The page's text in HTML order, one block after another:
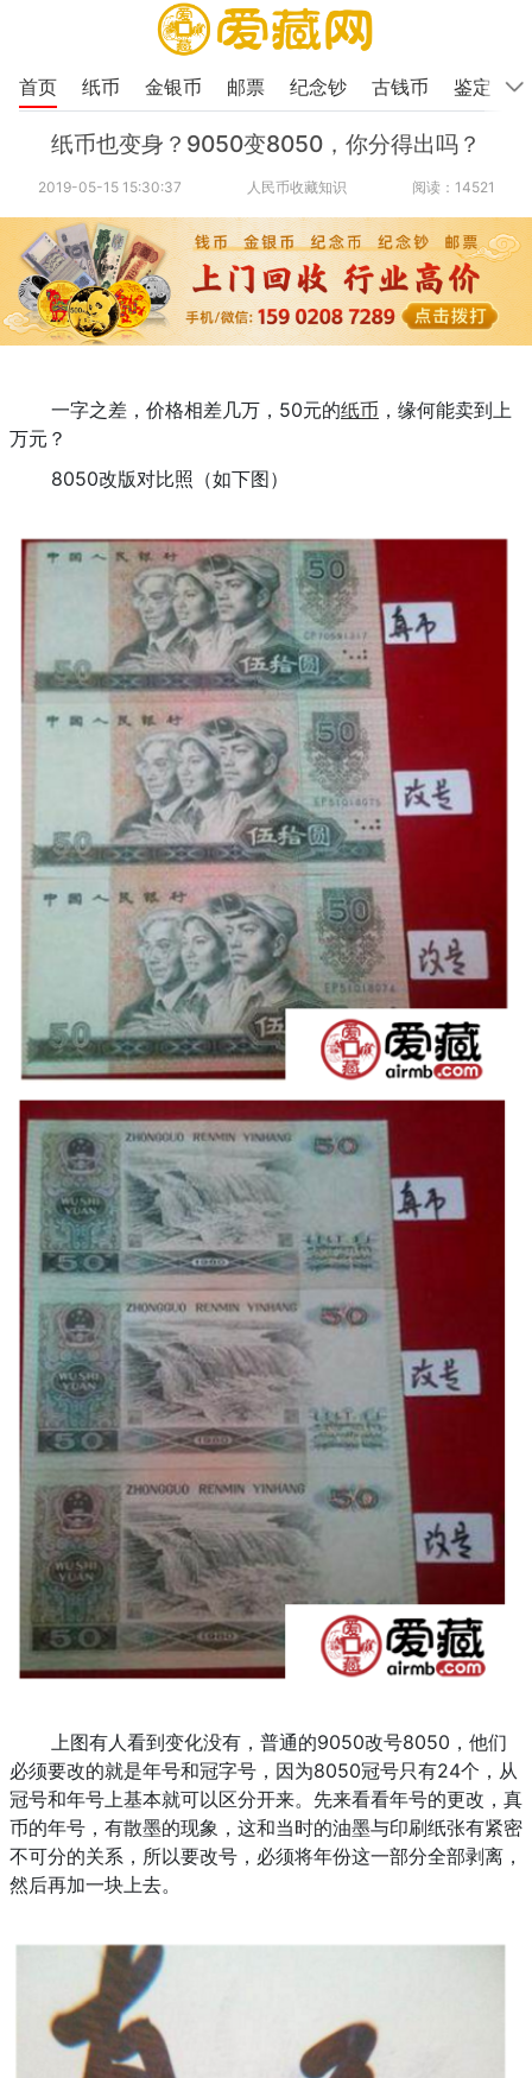
首页 纸币 金银币 邮票 纪念钞 古钱币 鉴定
纸币也变身？9050变8050，你分得出吗？
2019-05-15 15:30:37 人民币收藏知识 阅读：14521
一字之差，价格相差几万，50元的纸币 ，缘何能卖到上
万元？
8050改版对比照（如下图）
上图有人看到变化没有，普通的9050改号8050，他们
必须要改的就是年号和冠字号，因为8050冠号只有24个，从
冠号和年号上基本就可以区分开来。先来看看年号的更改，真
币的年号，有散墨的现象，这和当时的油墨与印刷纸张有紧密
不可分的关系，所以要改号，必须将年份这一部分全部剥离，
然后再加一块上去。